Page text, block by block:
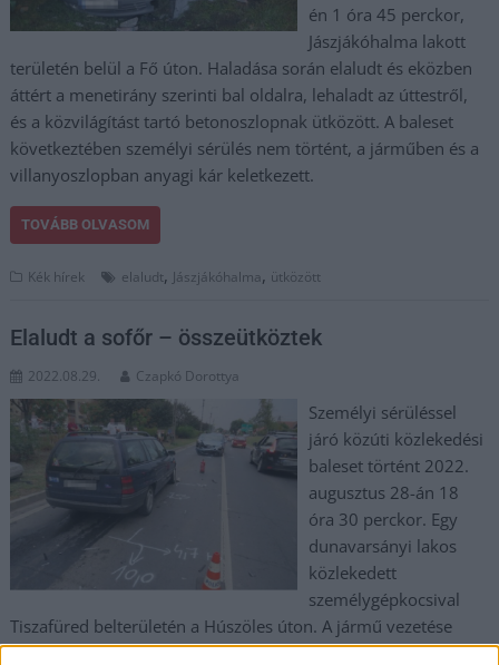
én 1 óra 45 perckor,
Jászjákóhalma lakott
területén belül a Fő úton. Haladása során elaludt és eközben
áttért a menetirány szerinti bal oldalra, lehaladt az úttestről,
és a közvilágítást tartó betonoszlopnak ütközött. A baleset
következtében személyi sérülés nem történt, a járműben és a
villanyoszlopban anyagi kár keletkezett.
TOVÁBB OLVASOM
Kék hírek elaludt, Jászjákóhalma, ütközött
Elaludt a sofőr – összeütköztek
2022.08.29. Czapkó Dorottya
Személyi sérüléssel
járó közúti közlekedési
baleset történt 2022.
augusztus 28-án 18
óra 30 perckor. Egy
dunavarsányi lakos
közlekedett
személygépkocsival
Tiszafüred belterületén a Húszöles úton. A jármű vezetése
közben elaludt, így a gépkocsi áttért a bal oldali forgalmi